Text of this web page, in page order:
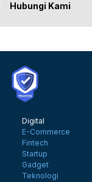
Hubungi Kami
Digital
E-Commerce
Fintech
Startup
Gadget
Teknologi